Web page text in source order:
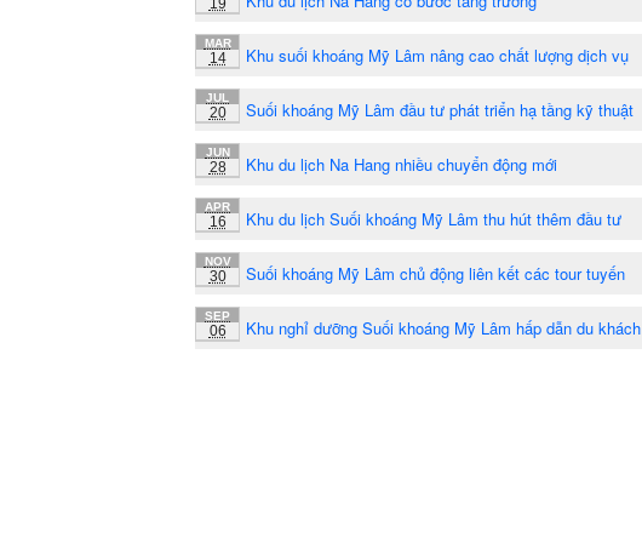
19
MAR
14 Khu suối khoáng Mỹ Lâm nâng cao chất lượng dịch vụ
JUL
20 Suối khoáng Mỹ Lâm đầu tư phát triển hạ tầng kỹ thuật
JUN
28 Khu du lịch Na Hang nhiều chuyển động mới
APR
16 Khu du lịch Suối khoáng Mỹ Lâm thu hút thêm đầu tư
NOV
30 Suối khoáng Mỹ Lâm chủ động liên kết các tour tuyến
SEP
06 Khu nghỉ dưỡng Suối khoáng Mỹ Lâm hấp dẫn du khách